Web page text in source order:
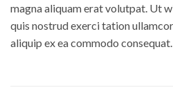
magna aliquam erat volutpat. Ut
quis nostrud exerci tation
aliquip ex ea commodo consequat.